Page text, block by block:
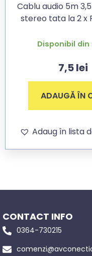
Cablu audio 5m
stereo tata la 2 x
Disponibil
7,5lei
ADAUGĂ ÎN
Adaug în lista
CONTACT INFO
0364-730215